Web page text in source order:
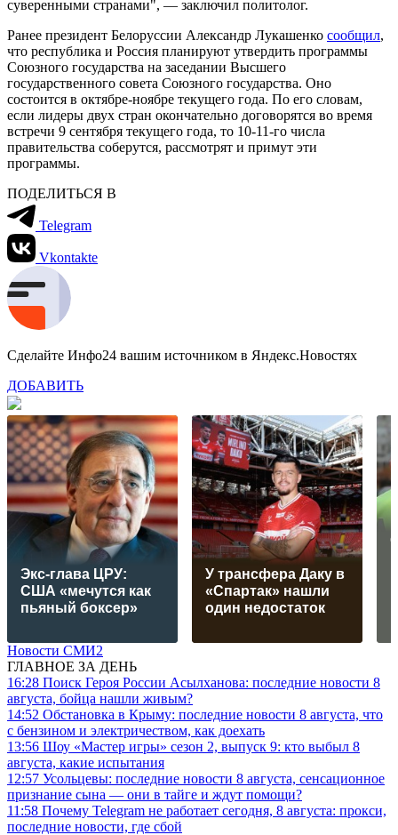
суверенными странами", — заключил политолог.
Ранее президент Белоруссии Александр Лукашенко сообщил,
что республика и Россия планируют утвердить программы
Союзного государства на заседании Высшего
государственного совета Союзного государства. Оно
состоится в октябре-ноябре текущего года. По его словам,
если лидеры двух стран окончательно договорятся во время
встречи 9 сентября текущего года, то 10-11-го числа
правительства соберутся, рассмотрят и примут эти
программы.
ПОДЕЛИТЬСЯ В
Telegram
Vkontakte
Сделайте Инфо24 вашим источником в Яндекс.Новостях
ДОБАВИТЬ
Экс-глава ЦРУ:
США «мечутся как
пьяный боксер»
У трансфера Даку в
«Спартак» нашли
один недостаток
Новости СМИ2
ГЛАВНОЕ ЗА ДЕНЬ
16:28 Поиск Героя России Асылханова: последние новости 8
августа, бойца нашли живым?
14:52 Обстановка в Крыму: последние новости 8 августа, что
с бензином и электричеством, как доехать
13:56 Шоу «Мастер игры» сезон 2, выпуск 9: кто выбыл 8
августа, какие испытания
12:57 Усольцевы: последние новости 8 августа, сенсационное
признание сына — они в тайге и ждут помощи?
11:58 Почему Telegram не работает сегодня, 8 августа: прокси,
последние новости, где сбой